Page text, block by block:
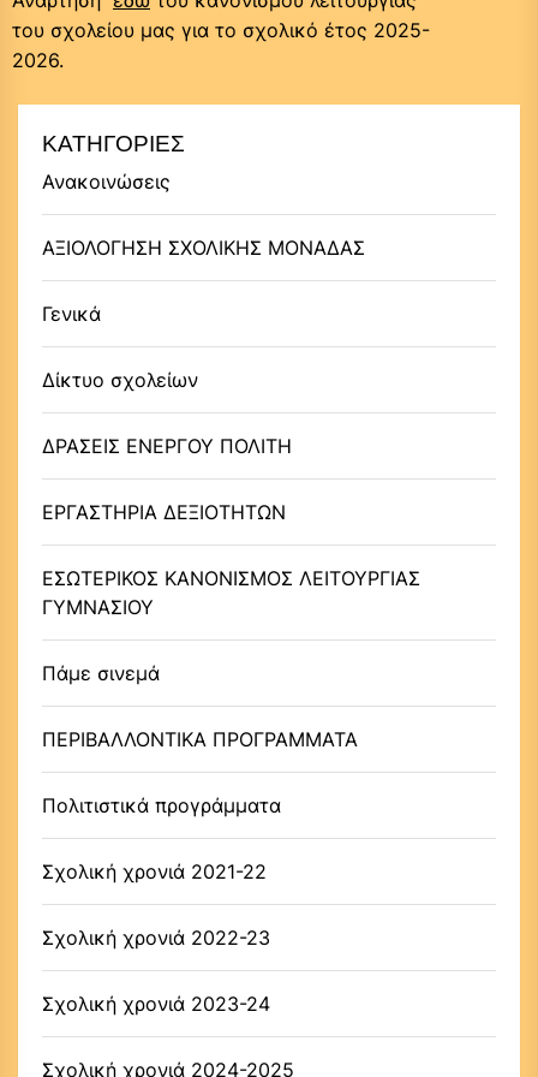
του σχολείου μας για το σχολικό έτος 2025-
2026.
ΚΑΤΗΓΟΡΊΕΣ
Ανακοινώσεις
ΑΞΙΟΛΟΓΗΣΗ ΣΧΟΛΙΚΗΣ ΜΟΝΑΔΑΣ
Γενικά
Δίκτυο σχολείων
ΔΡΑΣΕΙΣ ΕΝΕΡΓΟΥ ΠΟΛΙΤΗ
ΕΡΓΑΣΤΗΡΙΑ ΔΕΞΙΟΤΗΤΩΝ
ΕΣΩΤΕΡΙΚΟΣ ΚΑΝΟΝΙΣΜΟΣ ΛΕΙΤΟΥΡΓΙΑΣ
ΓΥΜΝΑΣΙΟΥ
Πάμε σινεμά
ΠΕΡΙΒΑΛΛΟΝΤΙΚΑ ΠΡΟΓΡΑΜΜΑΤΑ
Πολιτιστικά προγράμματα
Σχολική χρονιά 2021-22
Σχολική χρονιά 2022-23
Σχολική χρονιά 2023-24
Σχολική χρονιά 2024-2025